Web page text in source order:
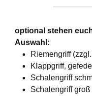
optional stehen
Auswahl:
Riemengriff
Klappgriff,
Schalengriff
Schalengriff